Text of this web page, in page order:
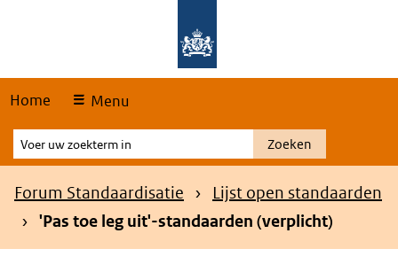
Home Menu
Voer
uw
zoekterm
Zoeken
Kruimelpad
Forum Standaardisatie
Lijst open standaarden
'Pas toe leg uit'-standaarden (verplicht)